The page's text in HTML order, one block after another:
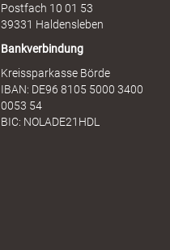
Postfach 10 01 53
39331 Haldensleben
Bankverbindung
Kreissparkasse Börde
IBAN: DE96 8105 5000 3400
0053 54
BIC: NOLADE21HDL